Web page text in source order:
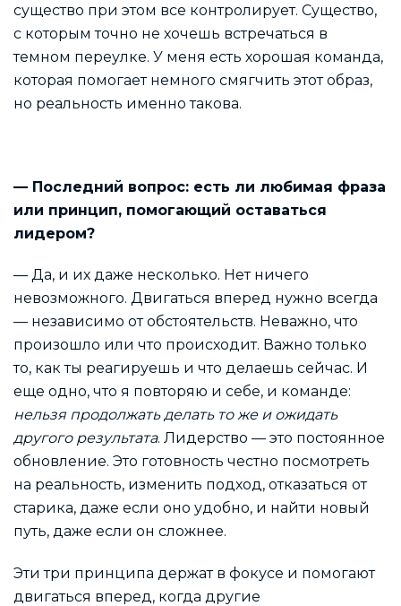
существо при этом все контролирует. Существо,
с которым точно не хочешь встречаться в
темном переулке. У меня есть хорошая команда,
которая помогает немного смягчить этот образ,
но реальность именно такова.
— Последний вопрос: есть ли любимая фраза
или принцип, помогающий оставаться
лидером?
— Да, и их даже несколько. Нет ничего
невозможного. Двигаться вперед нужно всегда
— независимо от обстоятельств. Неважно, что
произошло или что происходит. Важно только
то, как ты реагируешь и что делаешь сейчас. И
еще одно, что я повторяю и себе, и команде:
нельзя продолжать делать то же и ожидать
другого результата. Лидерство — это постоянное
обновление. Это готовность честно посмотреть
на реальность, изменить подход, отказаться от
старика, даже если оно удобно, и найти новый
путь, даже если он сложнее.
Эти три принципа держат в фокусе и помогают
двигаться вперед, когда другие